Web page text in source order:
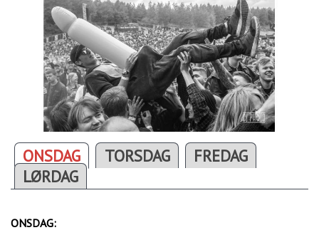
ONSDAG TORSDAG
FREDAG
LØRDAG
ONSDAG: